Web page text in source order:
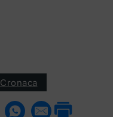
Cronaca